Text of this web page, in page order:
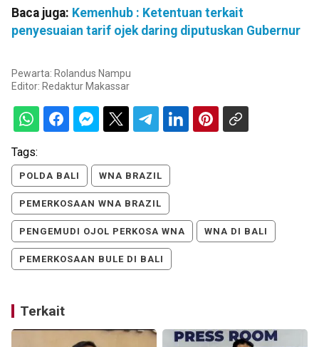
Baca juga: Kemenhub : Ketentuan terkait
penyesuaian tarif ojek daring diputuskan Gubernur
Pewarta: Rolandus Nampu
Editor: Redaktur Makassar
Tags:
POLDA BALI WNA BRAZIL
PEMERKOSAAN WNA BRAZIL
PENGEMUDI OJOL PERKOSA WNA WNA DI BALI
PEMERKOSAAN BULE DI BALI
Terkait